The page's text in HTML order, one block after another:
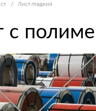
/ Лист гладкий
с